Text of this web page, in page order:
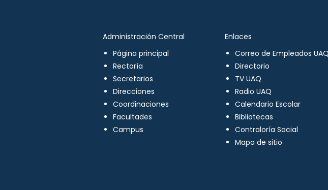
Administración Central
Página principal
Rectoría
Secretarios
Direcciones
Coordinaciones
Facultades
Campus
Enlaces
Correo de Empleados UAQ
Directorio
TV UAQ
Radio UAQ
Calendario Escolar
Bibliotecas
Contraloría Social
Mapa de sitio